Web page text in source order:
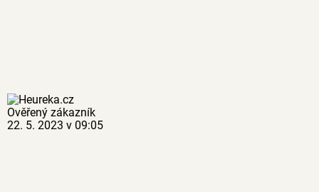
Ověřený zákazník
22. 5. 2023 v 09:05